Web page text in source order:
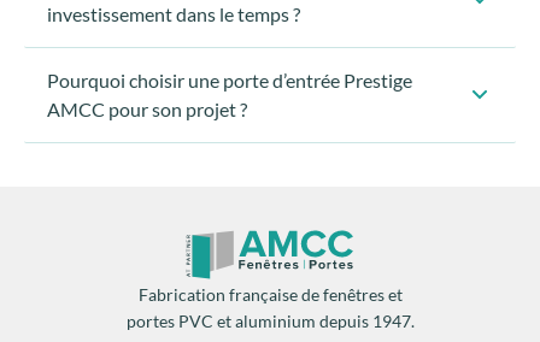
investissement dans le temps ?
durable des finitions dans le temps.
C’est une porte pensée pour durer, pas pour suivre une
mode passagère.
La porte DAPHNÉ elle adaptée à un projet de
Pourquoi choisir une porte d’entrée Prestige
AMCC pour son projet ?
Fabrication française de fenêtres et
portes PVC et aluminium depuis 1947.